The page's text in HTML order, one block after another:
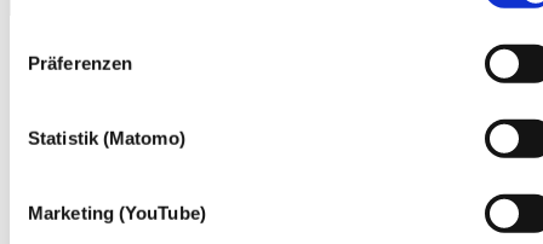
personenbezogenen Daten zu den nachfolgend genannten
Präferenzen
Statistik (Matomo)
Marketing (YouTube)